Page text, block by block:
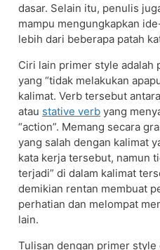
dasar. Selain itu, penulis
mampu mengungkapkan
lebih dari beberapa patah
Ciri lain primer style adalah
yang “tidak melakukan
kalimat. Verb tersebut
atau stative verb yang
“action”. Memang secara
yang salah dengan kalimat
kata kerja tersebut, namun
terjadi” di dalam kalimat
demikian rentan membuat
perhatian dan melompat
lain.
Tulisan dengan primer style